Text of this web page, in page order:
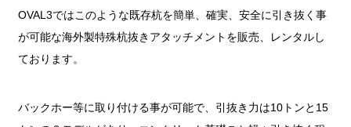
OVAL3ではこのような既存杭を簡単、確実、安全に引き抜く事
が可能な海外製特殊杭抜きアタッチメントを販売、レンタルし
ております。
バックホー等に取り付ける事が可能で、引抜き力は10トンと15